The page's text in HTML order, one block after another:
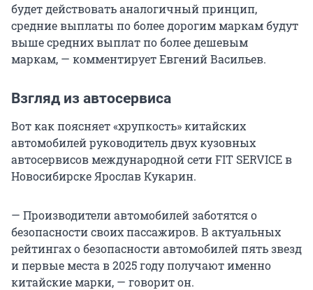
будет действовать аналогичный принцип,
средние выплаты по более дорогим маркам будут
выше средних выплат по более дешевым
маркам, — комментирует Евгений Васильев.
Взгляд из автосервиса
Вот как поясняет «хрупкость» китайских
автомобилей руководитель двух кузовных
автосервисов международной сети FIT SERVICE в
Новосибирске Ярослав Кукарин.
— Производители автомобилей заботятся о
безопасности своих пассажиров. В актуальных
рейтингах о безопасности автомобилей пять звезд
и первые места в 2025 году получают именно
китайские марки, — говорит он.